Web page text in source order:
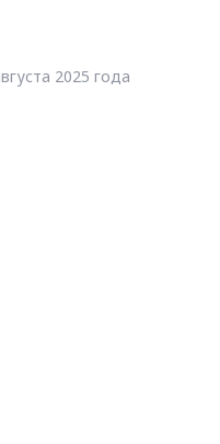
2025 года